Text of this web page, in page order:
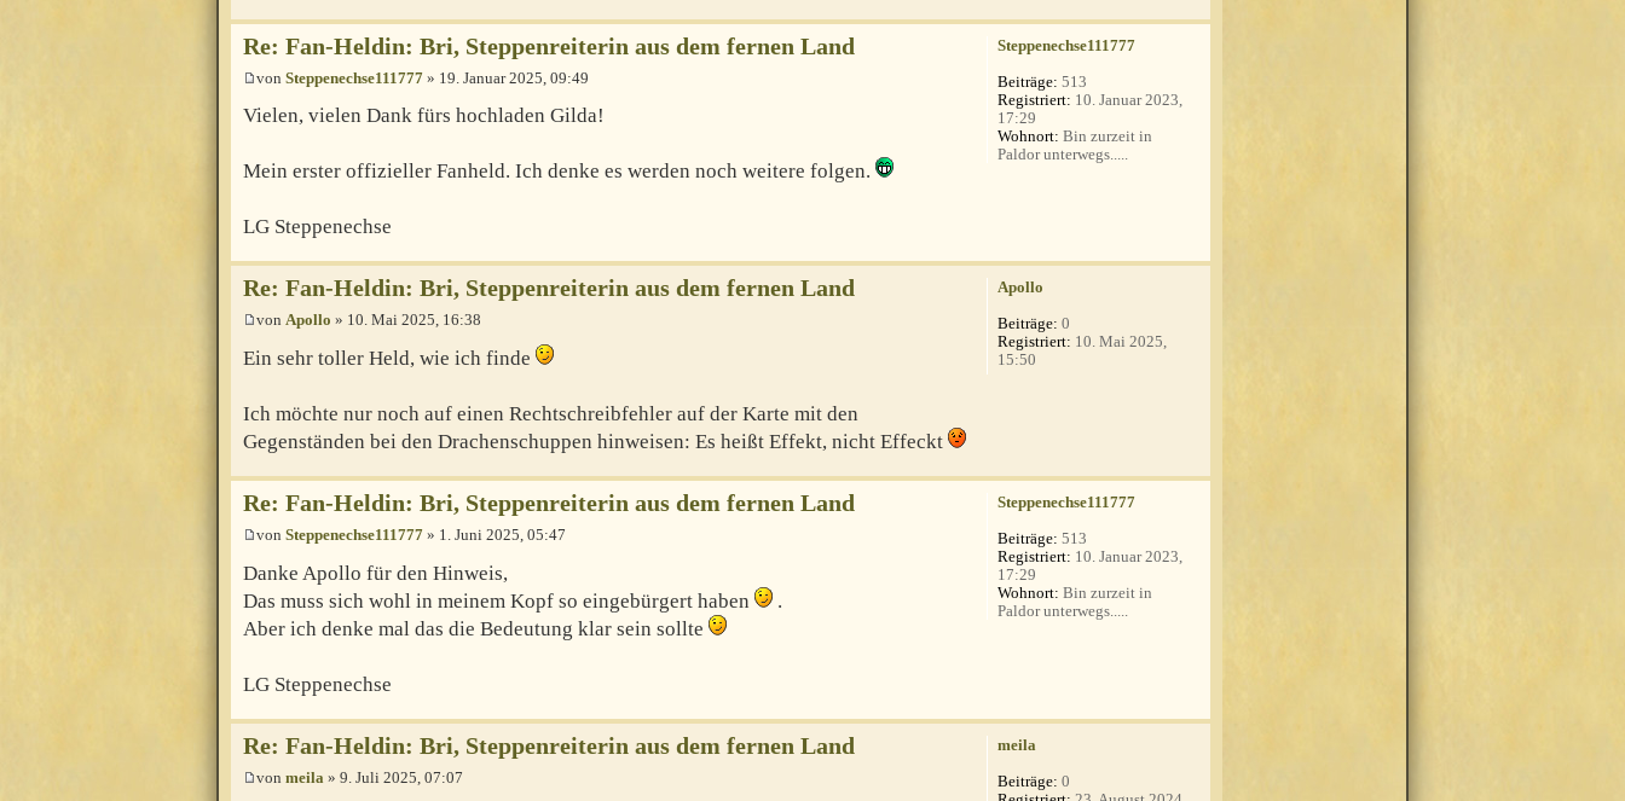
Re: Fan-Heldin: Bri, Steppenreiterin aus dem fernen Land
von Steppenechse111777 » 19. Januar 2025, 09:49
Vielen, vielen Dank fürs hochladen Gilda!
Mein erster offizieller Fanheld. Ich denke es werden noch weitere folgen.
LG Steppenechse
Steppenechse111777
Beiträge: 513
Registriert: 10. Januar 2023,
17:29
Wohnort: Bin zurzeit in
Paldor unterwegs.....
Re: Fan-Heldin: Bri, Steppenreiterin aus dem fernen Land
von Apollo » 10. Mai 2025, 16:38
Ein sehr toller Held, wie ich finde
Ich möchte nur noch auf einen Rechtschreibfehler auf der Karte mit den
Gegenständen bei den Drachenschuppen hinweisen: Es heißt Effekt, nicht Effeckt
Apollo
Beiträge: 0
Registriert: 10. Mai 2025,
15:50
Re: Fan-Heldin: Bri, Steppenreiterin aus dem fernen Land
von Steppenechse111777 » 1. Juni 2025, 05:47
Danke Apollo für den Hinweis,
Das muss sich wohl in meinem Kopf so eingebürgert haben
.
Aber ich denke mal das die Bedeutung klar sein sollte
LG Steppenechse
Steppenechse111777
Beiträge: 513
Registriert: 10. Januar 2023,
17:29
Wohnort: Bin zurzeit in
Paldor unterwegs.....
Re: Fan-Heldin: Bri, Steppenreiterin aus dem fernen Land
von meila » 9. Juli 2025, 07:07
meila
Beiträge: 0